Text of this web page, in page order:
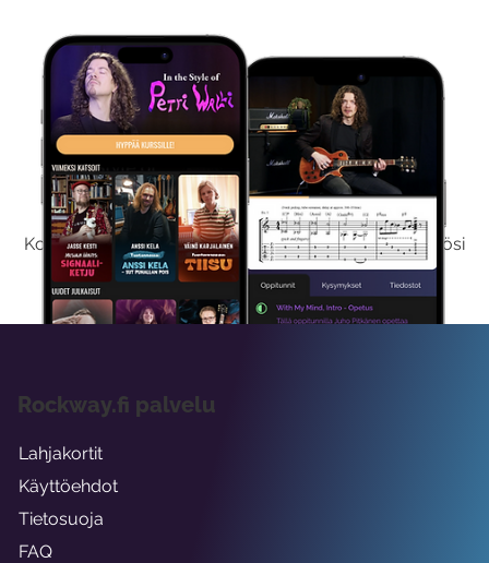
Kokeile Ilmaiseksi
Kokeilemalla ilmaiseksi saat koko sisältömme käyttöösi
viikon ajaksi.
Rockway.fi palvelu
Lahjakortit
Käyttöehdot
Tietosuoja
FAQ